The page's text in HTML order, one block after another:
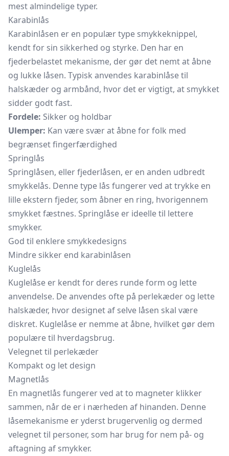
mest almindelige typer.
Karabinlås
Karabinlåsen er en populær type smykkeknippel,
kendt for sin sikkerhed og styrke. Den har en
fjederbelastet mekanisme, der gør det nemt at åbne
og lukke låsen. Typisk anvendes karabinlåse til
halskæder og armbånd, hvor det er vigtigt, at smykket
sidder godt fast.
Fordele: Sikker og holdbar
Ulemper: Kan være svær at åbne for folk med
begrænset fingerfærdighed
Springlås
Springlåsen, eller fjederlåsen, er en anden udbredt
smykkelås. Denne type lås fungerer ved at trykke en
lille ekstern fjeder, som åbner en ring, hvorigennem
smykket fæstnes. Springlåse er ideelle til lettere
smykker.
God til enklere smykkedesigns
Mindre sikker end karabinlåsen
Kuglelås
Kuglelåse er kendt for deres runde form og lette
anvendelse. De anvendes ofte på perlekæder og lette
halskæder, hvor designet af selve låsen skal være
diskret. Kuglelåse er nemme at åbne, hvilket gør dem
populære til hverdagsbrug.
Velegnet til perlekæder
Kompakt og let design
Magnetlås
En magnetlås fungerer ved at to magneter klikker
sammen, når de er i nærheden af hinanden. Denne
låsemekanisme er yderst brugervenlig og dermed
velegnet til personer, som har brug for nem på- og
aftagning af smykker.